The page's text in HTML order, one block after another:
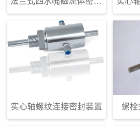
实心轴螺纹连接密封装置 螺